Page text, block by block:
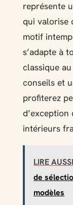
représente
qui valorise
motif
s’adapte à
classique
conseils et
profiterez
intérieurs
LIRE AUSSI
de
modèles